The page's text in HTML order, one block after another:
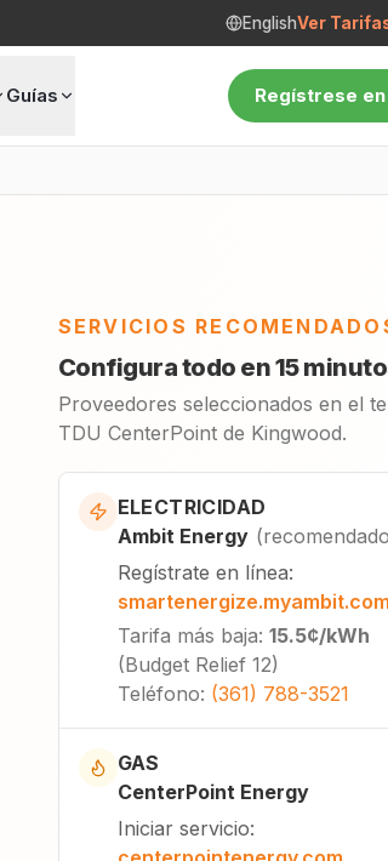
EnglishVer
Guías Regístrese
SERVICIOS
Configura todo en 15
Proveedores seleccionados en el
TDU CenterPoint de Kingwood.
ELECTRICIDAD
Ambit Energy (recomendado
Regístrate en línea:
smartenergize.myambit.com
Tarifa más baja: 15.5¢/kWh
(Budget Relief 12)
Teléfono: (361) 788-3521
GAS
CenterPoint Energy
Iniciar servicio: